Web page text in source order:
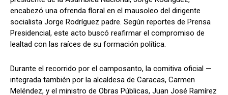
encabezó una ofrenda floral en el mausoleo del dirigente
socialista Jorge Rodríguez padre. Según reportes de Prensa
Presidencial, este acto buscó reafirmar el compromiso de
lealtad con las raíces de su formación política.
Durante el recorrido por el camposanto, la comitiva oficial —
integrada también por la alcaldesa de Caracas, Carmen
Meléndez, y el ministro de Obras Públicas, Juan José Ramírez